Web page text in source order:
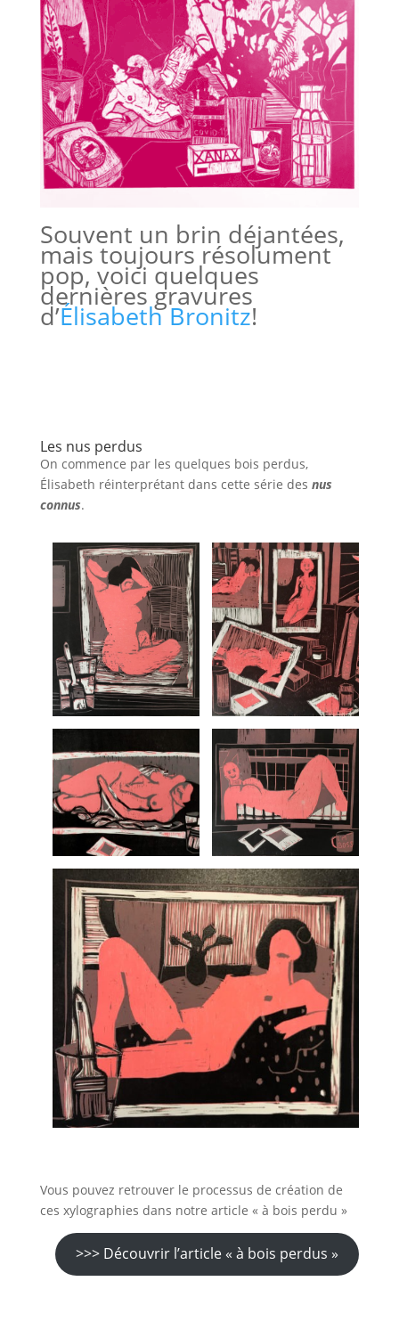
Souvent un brin déjantées,
mais toujours résolument
pop, voici quelques
dernières gravures
d’Élisabeth Bronitz!
Les nus perdus
On commence par les quelques bois perdus,
Élisabeth réinterprétant dans cette série des nus
connus.
Vous pouvez retrouver le processus de création de
ces xylographies dans notre article « à bois perdu »
>>> Découvrir l’article « à bois perdus »